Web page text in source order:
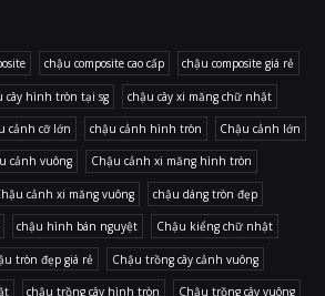
chậu composite cao cấp chậu composite giá rẻ
cây hình tròn tại sg chậu cây xi măng chữ nhật
cảnh cỡ lớn chậu cảnh hình tròn Chậu cảnh lớn
cảnh vuông Chậu cảnh xi măng hình tròn
cảnh xi măng vuông chậu dáng tròn đẹp
chậu hình bán nguyệt Chậu kiểng chữ nhật
tròn đẹp giá rẻ Chậu trồng cây cảnh vuông
chậu trồng cây hình tròn Chậu trồng cây vuông